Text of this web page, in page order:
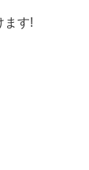
ます!